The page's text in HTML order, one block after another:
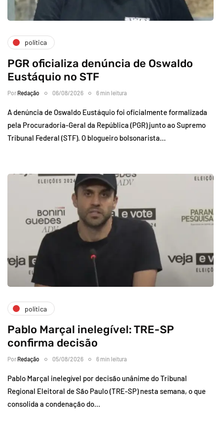
política
PGR oficializa denúncia de Oswaldo
Eustáquio no STF
Por Redação 06/08/2026 6 min leitura
A denúncia de Oswaldo Eustáquio foi oficialmente formalizada
pela Procuradoria-Geral da República (PGR) junto ao Supremo
Tribunal Federal (STF). O blogueiro bolsonarista…
política
Pablo Marçal inelegível: TRE-SP
confirma decisão
Por Redação 05/08/2026 6 min leitura
Pablo Marçal inelegível por decisão unânime do Tribunal
Regional Eleitoral de São Paulo (TRE-SP) nesta semana, o que
consolida a condenação do…